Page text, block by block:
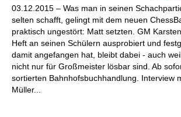
03.12.2015 – Was man in seinen
selten schafft, gelingt mit dem neuen
praktisch ungestört: Matt setzten. GM
Heft an seinen Schülern ausprobiert und
damit angefangen hat, bleibt dabei - auch
nicht nur für Großmeister lösbar sind. Ab
sortierten Bahnhofsbuchhandlung. Interview
Müller...